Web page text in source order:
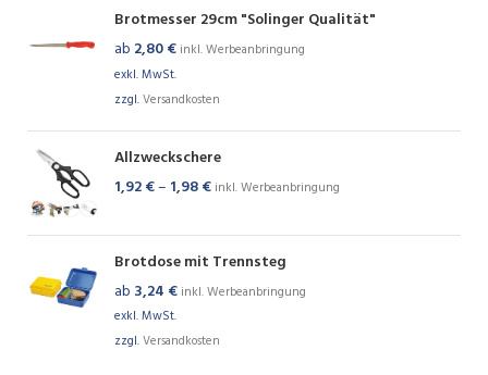
Brotmesser 29cm "Solinger Qualität"
ab 2,80€ inkl. Werbeanbringung
exkl. MwSt.
zzgl.Versandkosten
Allzweckschere
1,92€– 1,98€ inkl. Werbeanbringung
Brotdose mit Trennsteg
ab 3,24 € inkl. Werbeanbringung
exkl. MwSt.
zzgl.Versandkosten